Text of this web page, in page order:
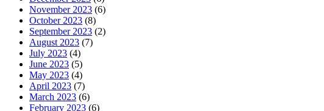
November 2023 (6)
October 2023 (8)
September 2023 (2)
August 2023 (7)
July 2023 (4)
June 2023 (5)
May 2023 (4)
April 2023 (7)
March 2023 (6)
February 2023 (6)